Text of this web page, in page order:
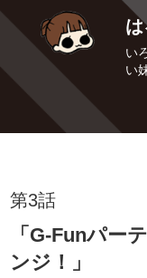
い
い
第3話
「G-Funパー
ンジ！」